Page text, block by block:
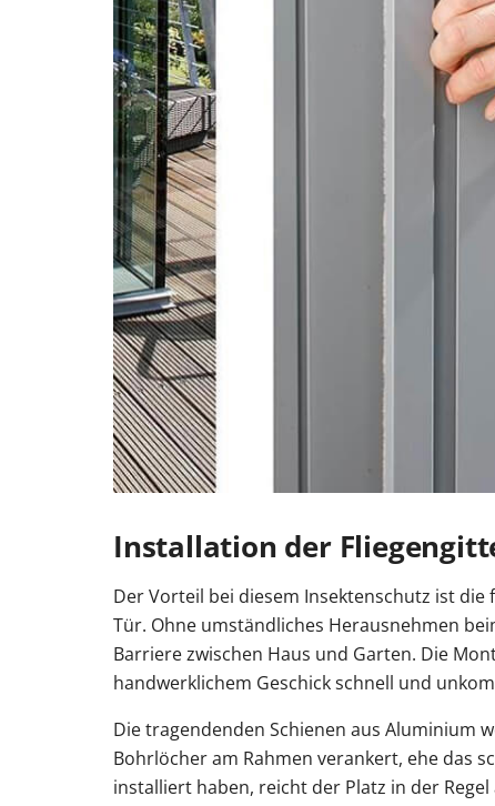
Installation der
Der Vorteil bei diesem Insektenschutz ist
Tür. Ohne umständliches Herausnehmen
Barriere zwischen Haus und Garten. Die
handwerklichem Geschick schnell und
Die tragendenden Schienen aus Aluminium
Bohrlöcher am Rahmen verankert, ehe das
installiert haben, reicht der Platz in der